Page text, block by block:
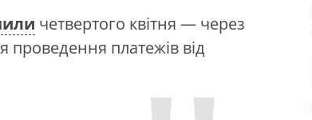
четвертого квітня — через
проведення платежів від